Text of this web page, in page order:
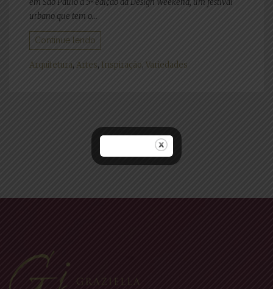
em São Paulo a 5ª edição da Design Weekend, um festival
urbano que tem o...
Continue lendo
Arquitetura, Artes, Inspiração, Variedades